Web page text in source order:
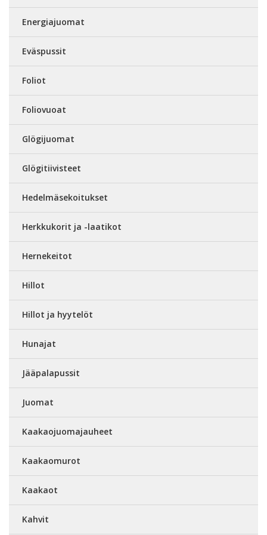
Energiajuomat
Eväspussit
Foliot
Foliovuoat
Glögijuomat
Glögitiivisteet
Hedelmäsekoitukset
Herkkukorit ja -laatikot
Hernekeitot
Hillot
Hillot ja hyytelöt
Hunajat
Jääpalapussit
Juomat
Kaakaojuomajauheet
Kaakaomurot
Kaakaot
Kahvit